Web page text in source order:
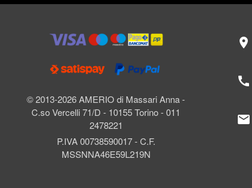
© 2013-2026 AMERIO di Massari Anna -
C.so Vercelli 71/D - 10155 Torino - 011
2478221
P.IVA 00738590017 - C.F.
MSSNNA46E59L219N
location_on
call
mail